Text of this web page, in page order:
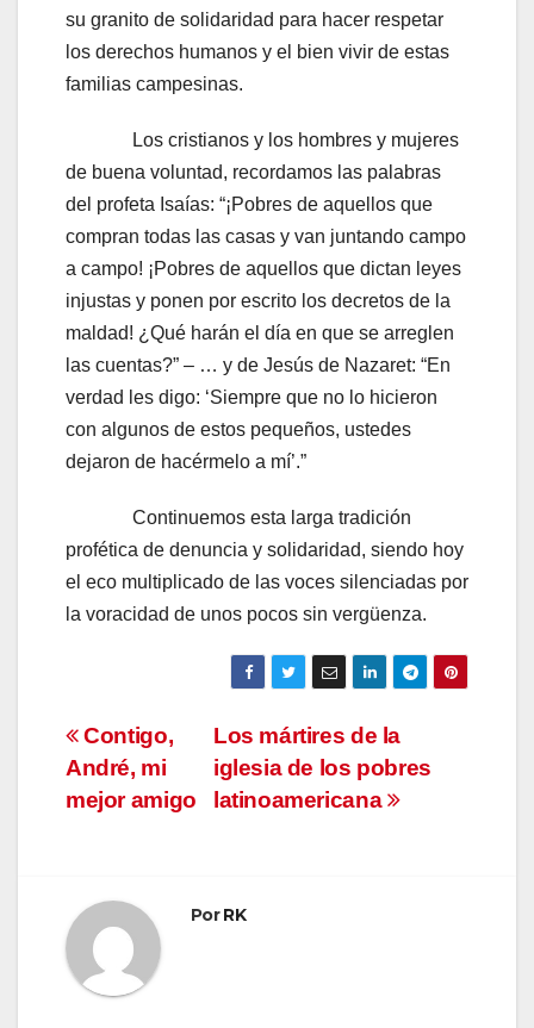
su granito de solidaridad para hacer respetar
los derechos humanos y el bien vivir de estas
familias campesinas.
Los cristianos y los hombres y mujeres
de buena voluntad, recordamos las palabras
del profeta Isaías: “¡Pobres de aquellos que
compran todas las casas y van juntando campo
a campo! ¡Pobres de aquellos que dictan leyes
injustas y ponen por escrito los decretos de la
maldad! ¿Qué harán el día en que se arreglen
las cuentas?” – … y de Jesús de Nazaret: “En
verdad les digo: ‘Siempre que no lo hicieron
con algunos de estos pequeños, ustedes
dejaron de hacérmelo a mí’.”
Continuemos esta larga tradición
profética de denuncia y solidaridad, siendo hoy
el eco multiplicado de las voces silenciadas por
la voracidad de unos pocos sin vergüenza.
Navegación
de
entradas
Los mártires de la
iglesia de los pobres
latinoamericana
Contigo,
André, mi
mejor amigo
PorRK